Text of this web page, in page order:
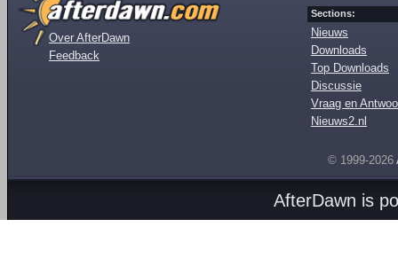
Over AfterDawn
Feedback
Sections:
Nieuws
Downloads
Top Downloads
Discussie
Vraag en
Nieuws2.nl
© 1999-2026
AfterDawn is